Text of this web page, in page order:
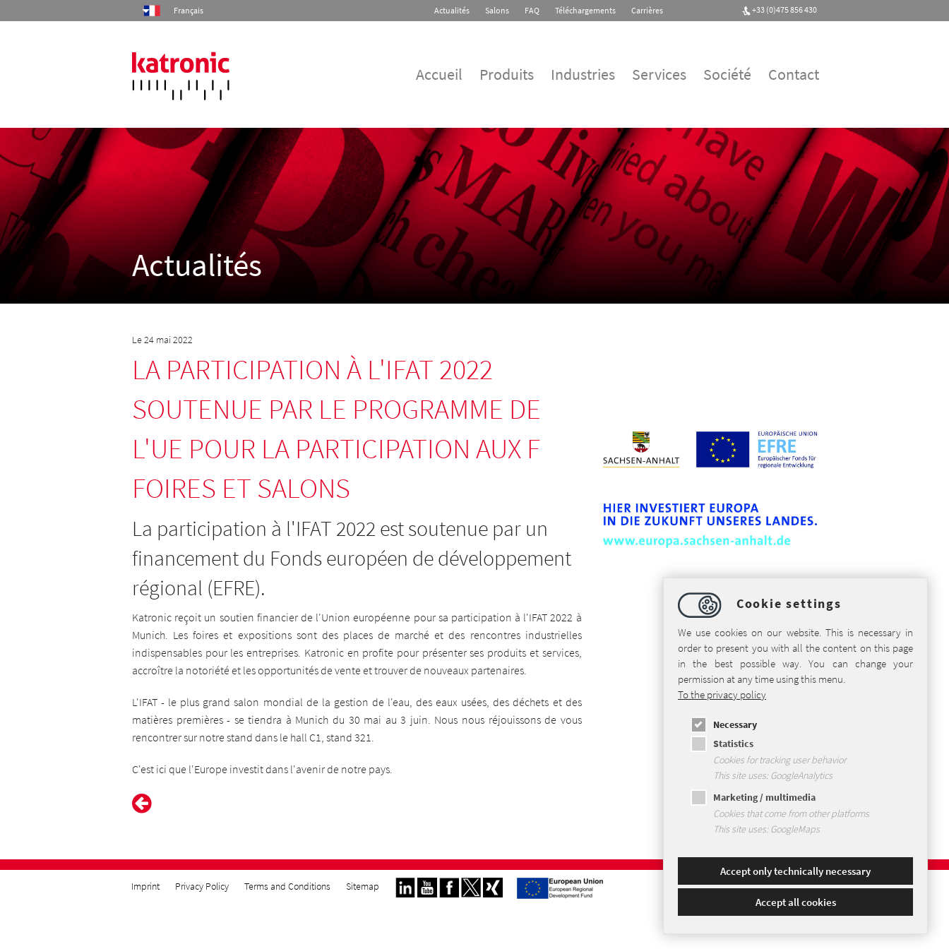
Français Actualités Salons FAQ Téléchargements Carrières +33 (0)475 856 430
Accueil Produits Industries Services Société Contact
Accueil
Produits
Industries
Services
Société
Contact
Actualités
Le 24 mai 2022
LA PARTICIPATION À L'IFAT 2022
SOUTENUE PAR LE PROGRAMME DE
L'UE POUR LA PARTICIPATION AUX F
FOIRES ET SALONS
La participation à l'IFAT 2022 est soutenue par un
financement du Fonds européen de développement
régional (EFRE).
Katronic reçoit un soutien financier de l'Union européenne pour sa participation à l'IFAT 2022 à
Munich. Les foires et expositions sont des places de marché et des rencontres industrielles
indispensables pour les entreprises. Katronic en profite pour présenter ses produits et services,
accroître la notoriété et les opportunités de vente et trouver de nouveaux partenaires.
L'IFAT - le plus grand salon mondial de la gestion de l'eau, des eaux usées, des déchets et des
matières premières - se tiendra à Munich du 30 mai au 3 juin. Nous nous réjouissons de vous
rencontrer sur notre stand dans le hall C1, stand 321.
C'est ici que l'Europe investit dans l'avenir de notre pays.
Imprint Privacy Policy Terms and Conditions Sitemap
Cookie settings
We use cookies on our website. This is necessary in
order to present you with all the content on this page
in the best possible way. You can change your
permission at any time using this menu.
To the privacy policy
Necessary
Statistics
Cookies for tracking user behavior
This site uses: GoogleAnalytics
Marketing / multimedia
Cookies that come from other platforms
This site uses: GoogleMaps
Accept only technically necessary
Accept all cookies